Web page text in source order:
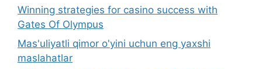
Winning strategies for casino success with
Gates Of Olympus
Mas'uliyatli qimor o'yini uchun eng yaxshi
maslahatlar